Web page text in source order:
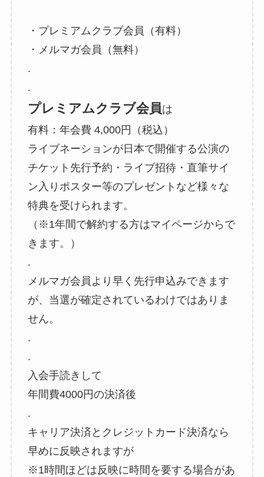
・プレミアムクラブ会員（有料）
・メルマガ会員（無料）
.
.
プレミアムクラブ会員は
有料：年会費 4,000円（税込）
ライブネーションが日本で開催する公演の
チケット先行予約・ライブ招待・直筆サイ
ン入りポスター等のプレゼントなど様々な
特典を受けられます。
（※1年間で解約する方はマイページからで
きます。）
.
メルマガ会員より早く先行申込みできます
が、当選が確定されているわけではありま
せん。
.
.
入会手読きして
年間費4000円の決済後
.
キャリア決済とクレジットカード決済なら
早めに反映されますが
※1時間ほどは反映に時間を要する場合があ